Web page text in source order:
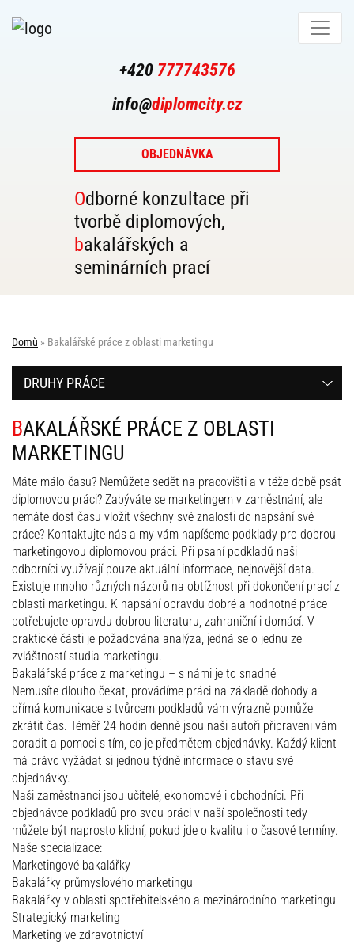
+420 777743576
info@diplomcity.cz
OBJEDNÁVKA
Odborné konzultace při
tvorbě diplomových,
bakalářských a
seminárních prací
Domů » Bakalářské práce z oblasti marketingu
BAKALÁŘSKÉ PRÁCE Z OBLASTI
MARKETINGU
Máte málo času? Nemůžete sedět na pracovišti a v téže době psát
diplomovou práci? Zabýváte se marketingem v zaměstnání, ale
nemáte dost času vložit všechny své znalosti do napsání své
práce? Kontaktujte nás a my vám napíšeme podklady pro dobrou
marketingovou diplomovou práci. Při psaní podkladů naši
odborníci využívají pouze aktuální informace, nejnovější data.
Existuje mnoho různých názorů na obtížnost při dokončení prací z
oblasti marketingu. K napsání opravdu dobré a hodnotné práce
potřebujete opravdu dobrou literaturu, zahraniční i domácí. V
praktické části je požadována analýza, jedná se o jednu ze
zvláštností studia marketingu.
Bakalářské práce z marketingu – s námi je to snadné
Nemusíte dlouho čekat, provádíme práci na základě dohody a
přímá komunikace s tvůrcem podkladů vám výrazně pomůže
zkrátit čas. Téměř 24 hodin denně jsou naši autoři připraveni vám
poradit a pomoci s tím, co je předmětem objednávky. Každý klient
má právo vyžádat si jednou týdně informace o stavu své
objednávky.
Naši zaměstnanci jsou učitelé, ekonomové i obchodníci. Při
objednávce podkladů pro svou práci v naší společnosti tedy
můžete být naprosto klidní, pokud jde o kvalitu i o časové termíny.
Naše specializace:
Marketingové bakalářky
Bakalářky průmyslového marketingu
Bakalářky v oblasti spotřebitelského a mezinárodního marketingu
Strategický marketing
Marketing ve zdravotnictví
DRUHY PRÁCE